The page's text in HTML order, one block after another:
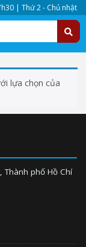
| Thứ 2 - Chủ nhật
lựa chọn của
Thành phố Hồ Chí